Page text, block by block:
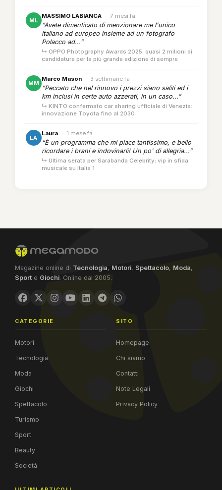
ML
MASSIMO LABIANCA · 7 mesi fa
“Avete dimenticato di menzionare me l'unico
italiano ad europeo insieme ad un fotografo
Polacco ad...”
↳ OPPO Photography Awards 2025: quasi 2 milioni di
candidature per la più grande edizione di sempre
MM
Marco Mason · 3 settimane fa
“Peccato che nel rinnovo i prezzi siano saliti ed i
km inclusi in certe auto azzerati, in un caso...”
↳ KINTO confermato car sharing ufficiale di Venezia:
innovazione Toyota fino al 2030
LA
Laura · 1 mese fa
“È un programma che mi piace tantissimo, e bello
ricordare i brani e indovinarli! Un po' di allegria...”
↳ Ultima serata per Sarabanda Celebrity: vip in sfida
musicale su Italia 1
Magazine online di Tecnologia, Motori, Spettacolo, Moda,
Sport e Giochi. Online dal 2005.
CATEGORIE
Motori
Tecnologia
Moda
Giochi
Spettacolo
Turismo
Sport
Beauty
Società
SITO
Homepage
Chi siamo
Contatti
Note Legali
Privacy Policy